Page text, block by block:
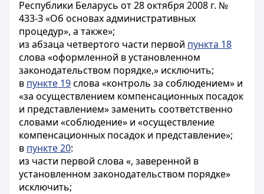
Республики Беларусь от 28 октября 2008 г. №
433-З «Об основах административных
процедур», а также»;
из абзаца четвертого части первой пункта 18
слова «оформленной в установленном
законодательством порядке,» исключить;
в пункте 19слова «контроль за соблюдением» и
«за осуществлением компенсационных посадок
и представлением» заменить соответственно
словами «соблюдение» и «осуществление
компенсационных посадок и представление»;
в пункте 20:
из части первой слова «, заверенной в
установленном законодательством порядке»
исключить;